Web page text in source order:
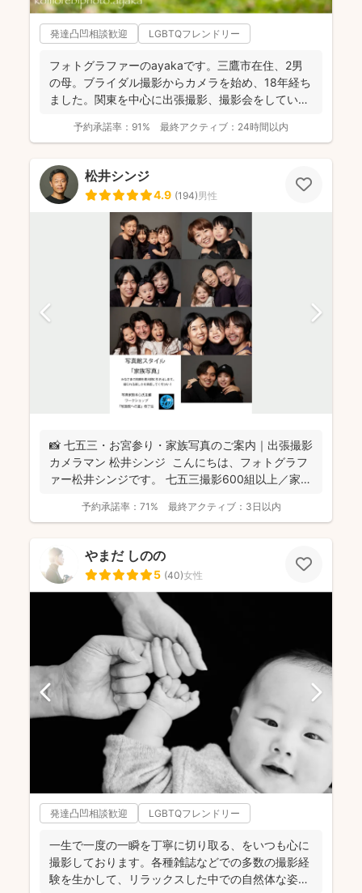
発達凸凹相談歓迎 LGBTQフレンドリー
フォトグラファーのayakaです。三鷹市在住、2男
の母。ブライダル撮影からカメラを始め、18年経ち
ました。関東を中心に出張撮影、撮影会をしていま
予約承諾率： 91% 最終アクティブ： 24時間以内
松井シンジ
4.9 (194)男性
📸 七五三・お宮参り・家族写真のご案内｜出張撮影
カメラマン 松井シンジ こんにちは、フォトグラフ
ァー松井シンジです。 七五三撮影600組以上／家
予約承諾率： 71% 最終アクティブ： 3日以内
やまだ しのの
5 (40)女性
発達凸凹相談歓迎 LGBTQフレンドリー
一生で一度の一瞬を丁寧に切り取る、をいつも心に
撮影しております。各種雑誌などでの多数の撮影経
験を生かして、リラックスした中での自然体な姿の